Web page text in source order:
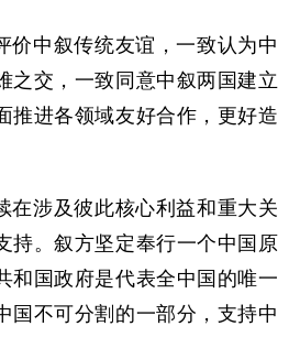
价中叙传统友谊，一致认为中
之交，一致同意中叙两国建立
推进各领域友好合作，更好造
在涉及彼此核心利益和重大关
持。叙方坚定奉行一个中国原
和国政府是代表全中国的唯一
国不可分割的一部分，支持中